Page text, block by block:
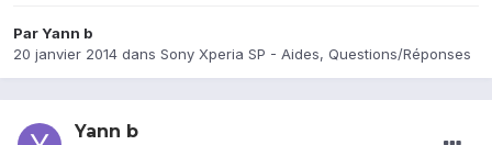
ParYann b
20 janvier 2014 dans Sony Xperia SP - Aides, Questions/Réponses
Yann b